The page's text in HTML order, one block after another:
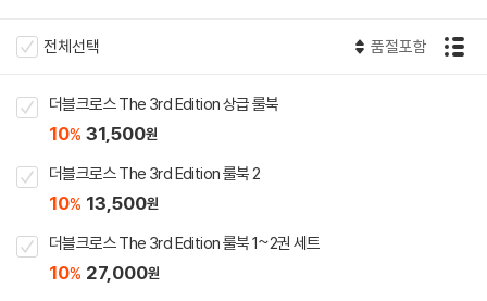
전체선택 품절포함
더블크로스 The 3rd Edition 상급 룰북
10% 31,500원
더블크로스 The 3rd Edition 룰북 2
10% 13,500원
더블크로스 The 3rd Edition 룰북 1~2권 세트
10% 27,000원